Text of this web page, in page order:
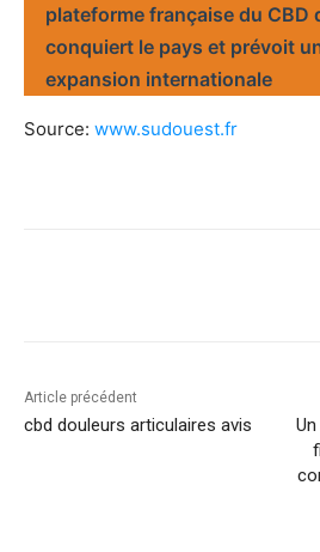
plateforme française du CBD
conquiert le pays et prévoit
expansion internationale
Source: www.sudouest.fr
Article précédent
cbd douleurs articulaires avis